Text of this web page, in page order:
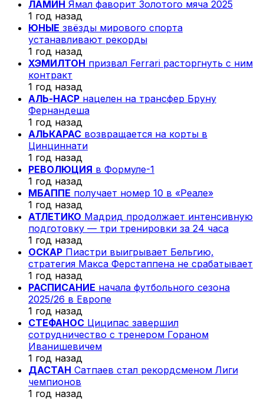
ЛАМИН Ямал фаворит Золотого мяча 2025
1 год назад
ЮНЫЕ звёзды мирового спорта
устанавливают рекорды
1 год назад
ХЭМИЛТОН призвал Ferrari расторгнуть с ним
контракт
1 год назад
АЛЬ-НАСР нацелен на трансфер Бруну
Фернандеша
1 год назад
АЛЬКАРАС возвращается на корты в
Цинциннати
1 год назад
РЕВОЛЮЦИЯ в Формуле-1
1 год назад
МБАППЕ получает номер 10 в «Реале»
1 год назад
АТЛЕТИКО Мадрид продолжает интенсивную
подготовку — три тренировки за 24 часа
1 год назад
ОСКАР Пиастри выигрывает Бельгию,
стратегия Макса Ферстаппена не срабатывает
1 год назад
РАСПИСАНИЕ начала футбольного сезона
2025/26 в Европе
1 год назад
СТЕФАНОС Циципас завершил
сотрудничество с тренером Гораном
Иванишевичем
1 год назад
ДАСТАН Сатпаев стал рекордсменом Лиги
чемпионов
1 год назад